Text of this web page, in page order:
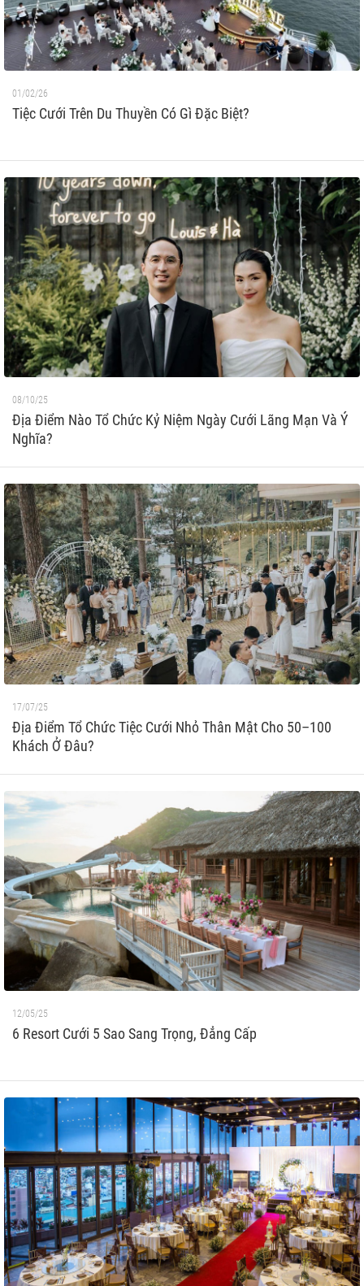
01/02/26
Tiệc Cưới Trên Du Thuyền Có Gì Đặc Biệt?
08/10/25
Địa Điểm Nào Tổ Chức Kỷ Niệm Ngày Cưới Lãng Mạn Và Ý
Nghĩa?
17/07/25
Địa Điểm Tổ Chức Tiệc Cưới Nhỏ Thân Mật Cho 50–100
Khách Ở Đâu?
12/05/25
6 Resort Cưới 5 Sao Sang Trọng, Đẳng Cấp